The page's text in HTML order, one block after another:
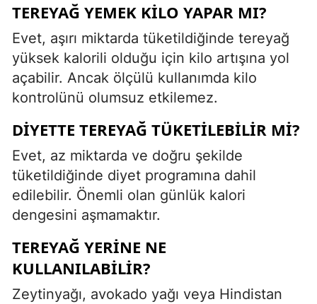
TEREYAĞ YEMEK KILO YAPAR MI?
Evet, aşırı miktarda tüketildiğinde tereyağ
yüksek kalorili olduğu için kilo artışına yol
açabilir. Ancak ölçülü kullanımda kilo
kontrolünü olumsuz etkilemez.
DIYETTE TEREYAĞ TÜKETILEBILIR MI?
Evet, az miktarda ve doğru şekilde
tüketildiğinde diyet programına dahil
edilebilir. Önemli olan günlük kalori
dengesini aşmamaktır.
TEREYAĞ YERINE NE
KULLANILABILIR?
Zeytinyağı, avokado yağı veya Hindistan